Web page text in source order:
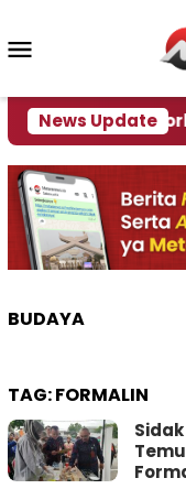
konten
News Update
Rumah World
BUDAYA
TAG:FORMALIN